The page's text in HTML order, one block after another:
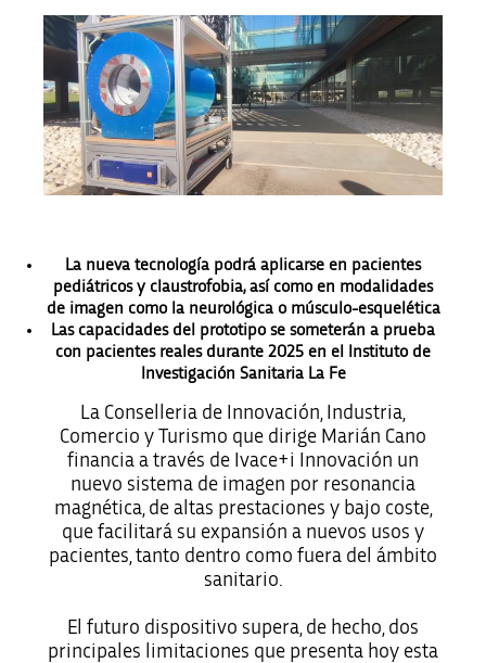
La nueva tecnología podrá aplicarse en pacientes
pediátricos y claustrofobia, así como en modalidades
de imagen como la neurológica o músculo-esquelética
Las capacidades del prototipo se someterán a prueba
con pacientes reales durante 2025 en el Instituto de
Investigación Sanitaria La Fe
La Conselleria de Innovación, Industria,
Comercio y Turismo que dirige Marián Cano
financia a través de Ivace+i Innovación un
nuevo sistema de imagen por resonancia
magnética, de altas prestaciones y bajo coste,
que facilitará su expansión a nuevos usos y
pacientes, tanto dentro como fuera del ámbito
sanitario.
El futuro dispositivo supera, de hecho, dos
principales limitaciones que presenta hoy esta